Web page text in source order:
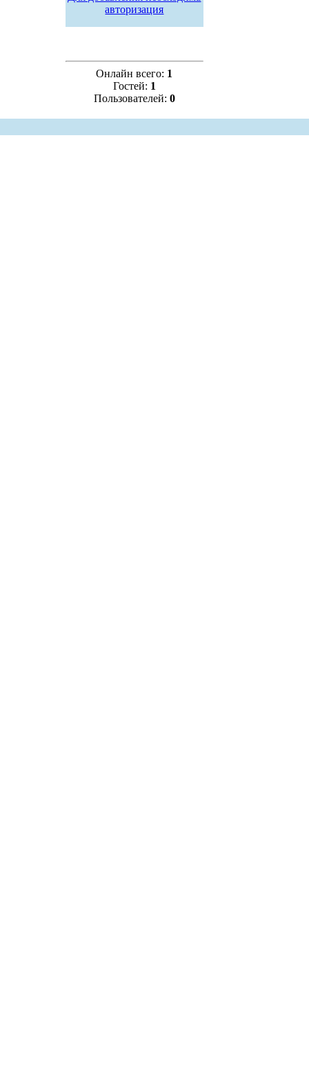
авторизация
Онлайн всего: 1
Гостей: 1
Пользователей: 0